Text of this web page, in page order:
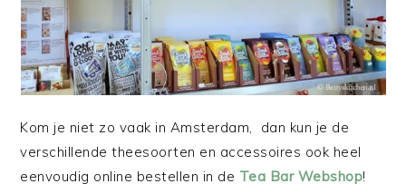
Kom je niet zo vaak in Amsterdam, dan kun je de
verschillende theesoorten en accessoires ook heel
eenvoudig online bestellen in de Tea Bar Webshop!